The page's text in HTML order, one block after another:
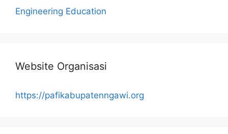
Engineering Education
Website Organisasi
https://pafikabupatenngawi.org